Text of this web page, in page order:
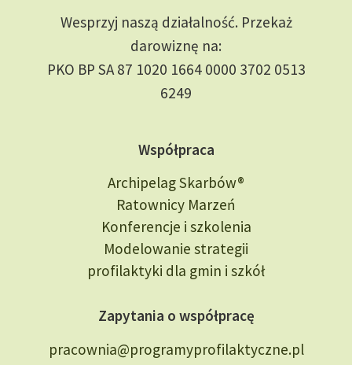
Wesprzyj naszą działalność. Przekaż
darowiznę na:
PKO BP SA 87 1020 1664 0000 3702 0513
6249
Współpraca
Archipelag Skarbów®
Ratownicy Marzeń
Konferencje i szkolenia
Modelowanie strategii
profilaktyki dla gmin i szkół
Zapytania o współpracę
pracownia@programyprofilaktyczne.pl